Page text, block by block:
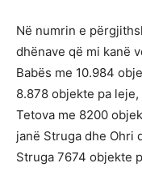
Në numrin e
dhënave që mi kanë
Babës me 10.984
8.878 objekte pa
Tetova me 8200
janë Struga dhe Ohri
Struga 7674 objekte